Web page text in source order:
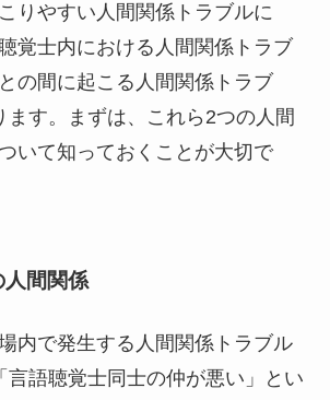
りやすい人間関係トラブルに
覚士内における人間関係トラブ
の間に起こる人間関係トラブ
ます。まずは、これら2つの人間
いて知っておくことが大切で
間関係
内で発生する人間関係トラブル
言語聴覚士同士の仲が悪い」とい